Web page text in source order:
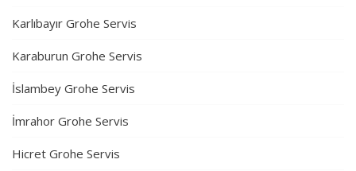
Karlıbayır Grohe Servis
Karaburun Grohe Servis
İslambey Grohe Servis
İmrahor Grohe Servis
Hicret Grohe Servis